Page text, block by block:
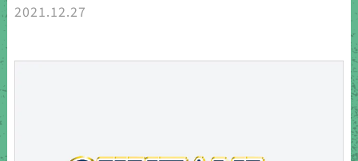
2021.12.27